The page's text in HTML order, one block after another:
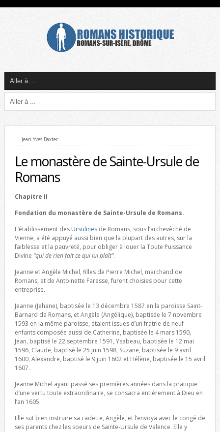
Jean-Yves Baxter
Le monastère de Sainte-Ursule de
Romans
Chapitre II
Fondation du monastère de Sainte-Ursule de Romans.
L’établissement des Ursulinesde Romans, sous l’archevêché de
Vienne, a été appuyé aussi bien que la plupart des autres, sur la
faiblesse et la pauvreté, pour obliger à louer la Toute Puissance
Divine “qui de rien fait ce qui lui plaît”.
Jeanne et Angèle Michel, filles de Pierre Michel, marchand de
Romans, et de Antoinette Faresse, furent choisies pour cette
entreprise.
Jeanne (Jehane), baptisée le 13 décembre 1587 en la paroisse Saint-
Barnard de Romans, et Angèle (Angélique), baptisée le 7 novembre
1593 en la même paroisse, étaient issues d’un fratrie de neuf
enfants composée aussi de Catherine, baptisée le 4 mars 1590,
Jean, baptisé le 22 septembre 1591, Ysabeau, baptisée le 12 mai
1596, Claude, baptisé le 25 juin 1598, Suzane, baptisée le 9 avril
1600, Alexandre, baptisé le 9 juin 1602 et Hélène, baptisée le 15 avril
1607.
Jeanne Michel ayant passé ses premières années dans la pratique
d’une vertu toute extraordinaire, se consacra entièrement à Dieu en
l’an 1605.
Elle sut bien instruire sa cadette, Angèle, et l’envoya avec le congé de
ses parents chez les soeurs de Sainte-Ursule de Valence. Elle y